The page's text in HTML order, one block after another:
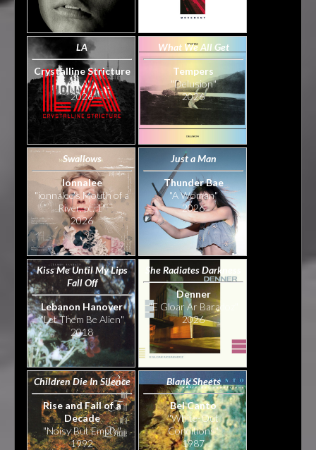
LA
Crystalline Stricture
"LA"
2026
What We All Get
Tempers
"Delusion"
2026
Swallows
Ionnalee
"ionnalee's Mouth of a
River, pt. 1"
2026
Just a Man
Thunder Bae
"A Woman"
2026
Kiss Me Until My Lips
Fall Off
Lebanon Hanover
"Let Them Be Alien"
2018
She Radiates Darkness
Denner
"E Gloar Ar Baradoz"
2026
Children Die In Silence
Rise and Fall of a
Decade
"Noisy But Empty"
1992
Blank Sheets
Bel Canto
"White-Out
Conditions"
1987